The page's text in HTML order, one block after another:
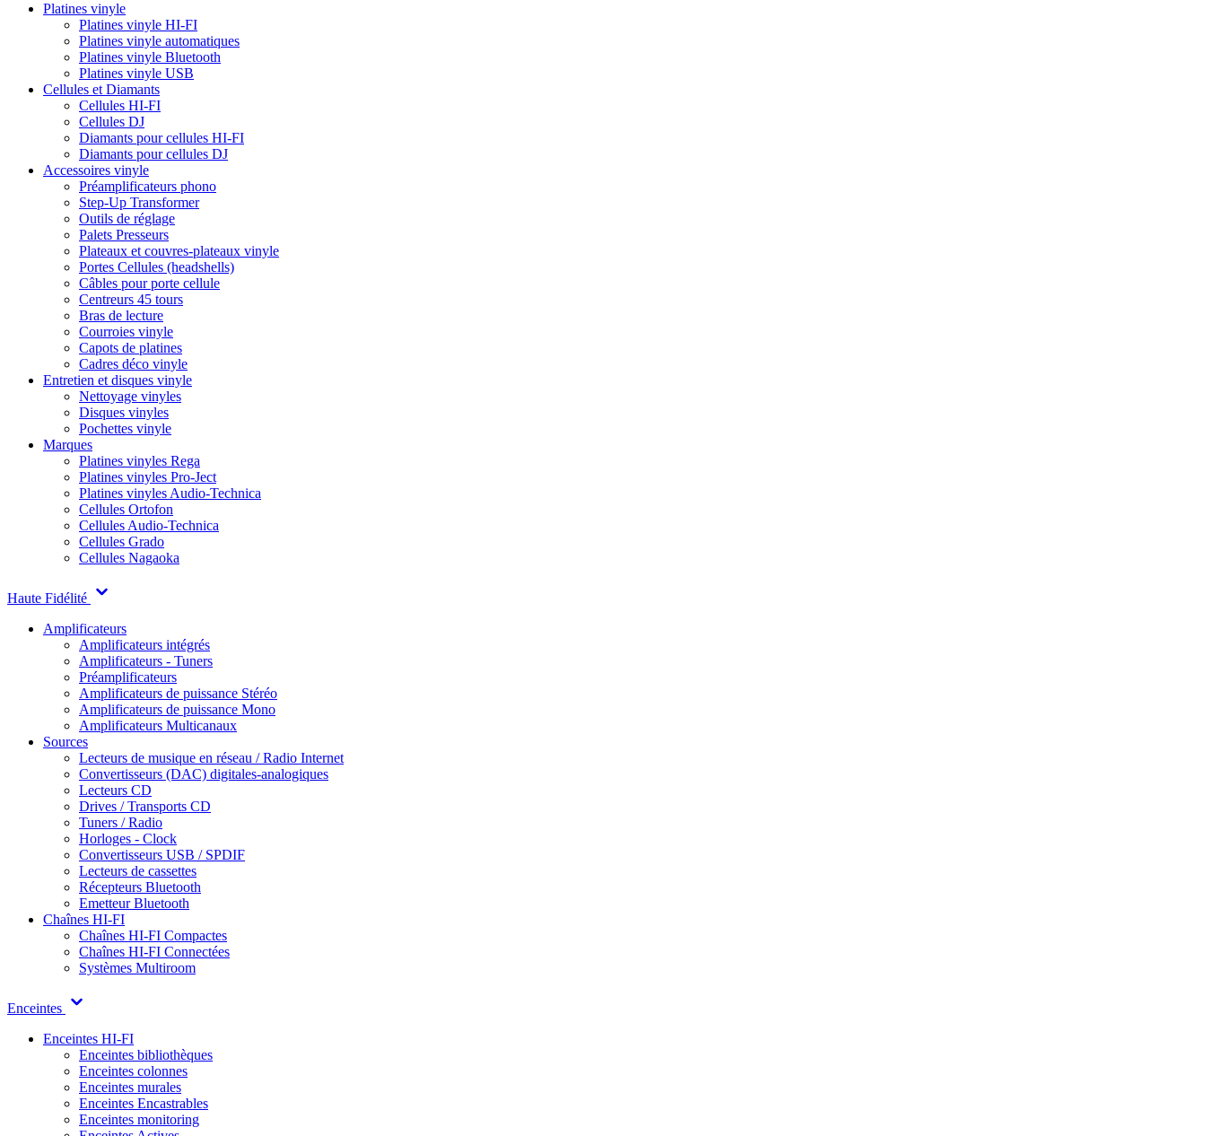
Platines vinyle
Platines vinyle HI-FI
Platines vinyle automatiques
Platines vinyle Bluetooth
Platines vinyle USB
Cellules et Diamants
Cellules HI-FI
Cellules DJ
Diamants pour cellules HI-FI
Diamants pour cellules DJ
Accessoires vinyle
Préamplificateurs phono
Step-Up Transformer
Outils de réglage
Palets Presseurs
Plateaux et couvres-plateaux vinyle
Portes Cellules (headshells)
Câbles pour porte cellule
Centreurs 45 tours
Bras de lecture
Courroies vinyle
Capots de platines
Cadres déco vinyle
Entretien et disques vinyle
Nettoyage vinyles
Disques vinyles
Pochettes vinyle
Marques
Platines vinyles Rega
Platines vinyles Pro-Ject
Platines vinyles Audio-Technica
Cellules Ortofon
Cellules Audio-Technica
Cellules Grado
Cellules Nagaoka
Haute Fidélité
Amplificateurs
Amplificateurs intégrés
Amplificateurs - Tuners
Préamplificateurs
Amplificateurs de puissance Stéréo
Amplificateurs de puissance Mono
Amplificateurs Multicanaux
Sources
Lecteurs de musique en réseau / Radio Internet
Convertisseurs (DAC) digitales-analogiques
Lecteurs CD
Drives / Transports CD
Tuners / Radio
Horloges - Clock
Convertisseurs USB / SPDIF
Lecteurs de cassettes
Récepteurs Bluetooth
Emetteur Bluetooth
Chaînes HI-FI
Chaînes HI-FI Compactes
Chaînes HI-FI Connectées
Systèmes Multiroom
Enceintes
Enceintes HI-FI
Enceintes bibliothèques
Enceintes colonnes
Enceintes murales
Enceintes Encastrables
Enceintes monitoring